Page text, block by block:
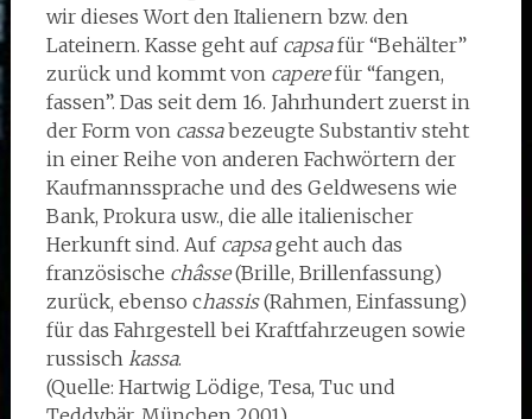
wir dieses Wort den Italienern bzw. den
Lateinern. Kasse geht auf capsafür “Behälter”
zurück und kommt von caperefür “fangen,
fassen”. Das seit dem 16. Jahrhundert zuerst in
der Form von cassabezeugte Substantiv steht
in einer Reihe von anderen Fachwörtern der
Kaufmannssprache und des Geldwesens wie
Bank, Prokura usw., die alle italienischer
Herkunft sind. Auf capsageht auch das
französische châsse(Brille, Brillenfassung)
zurück, ebenso chassis(Rahmen, Einfassung)
für das Fahrgestell bei Kraftfahrzeugen sowie
russisch kassa.
(Quelle: Hartwig Lödige, Tesa, Tuc und